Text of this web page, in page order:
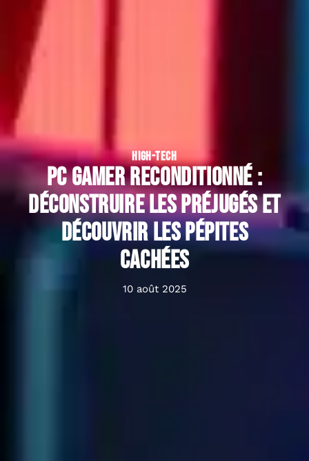
HIGH-TECH
PC gamer reconditionné :
déconstruire les préjugés et
découvrir les pépites
cachées
10 août 2025